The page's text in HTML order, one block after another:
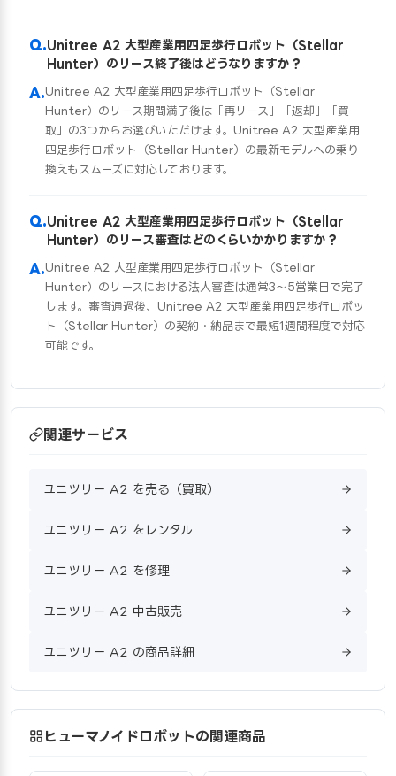
Unitree A2 大型産業用四足歩行ロボット（Stellar
Hunter）のリース終了後はどうなりますか？
Unitree A2 大型産業用四足歩行ロボット（Stellar
Hunter）のリース期間満了後は「再リース」「返却」「買
取」の3つからお選びいただけます。Unitree A2 大型産業用
四足歩行ロボット（Stellar Hunter）の最新モデルへの乗り
換えもスムーズに対応しております。
Unitree A2 大型産業用四足歩行ロボット（Stellar
Hunter）のリース審査はどのくらいかかりますか？
Unitree A2 大型産業用四足歩行ロボット（Stellar
Hunter）のリースにおける法人審査は通常3〜5営業日で完了
します。審査通過後、Unitree A2 大型産業用四足歩行ロボッ
ト（Stellar Hunter）の契約・納品まで最短1週間程度で対応
可能です。
関連サービス
ユニツリー A2 を売る（買取）
ユニツリー A2 をレンタル
ユニツリー A2 を修理
ユニツリー A2 中古販売
ユニツリー A2 の商品詳細
ヒューマノイドロボットの関連商品